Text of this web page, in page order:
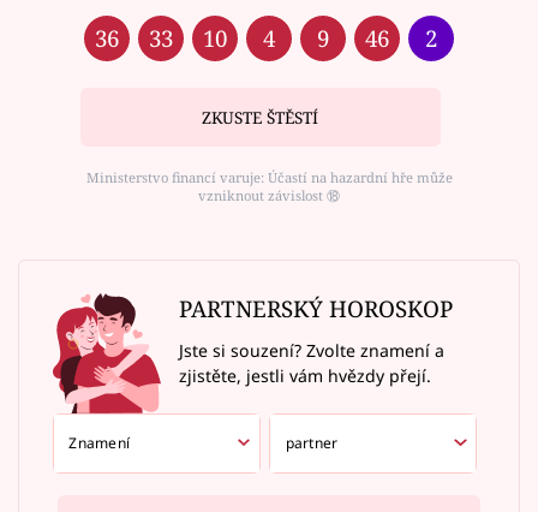
36 33 10 4 9 46 2
ZKUSTE ŠTĚSTÍ
Ministerstvo financí varuje: Účastí na hazardní hře může
vzniknout závislost ⑱
PARTNERSKÝ HOROSKOP
Jste si souzení? Zvolte znamení a
zjistěte, jestli vám hvězdy přejí.